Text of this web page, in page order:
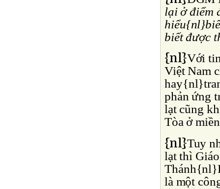
lại ở điểm
biết được
{nl}Với
Việt Nam
phản ứng
lạt cũng
Tòa ở
{nl}Tuy
lạt thì
là một